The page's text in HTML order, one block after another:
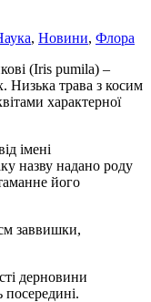
, Новини, Флора
(Iris pumila) –
Низька трава з косим
характерної
імені
назву надано роду
його
заввишки,
дерновини